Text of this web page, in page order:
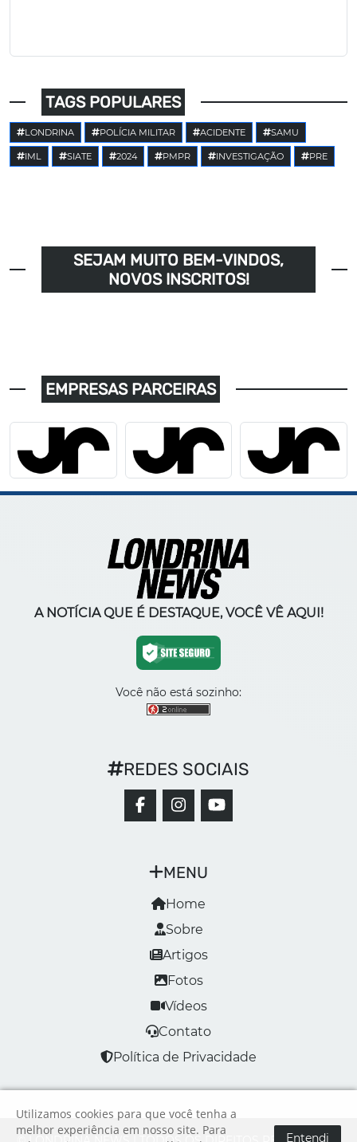
TAGS POPULARES
LONDRINA POLÍCIA MILITAR ACIDENTE SAMU
IML SIATE 2024 PMPR INVESTIGAÇÃO PRE
SEJAM MUITO BEM-VINDOS,
NOVOS INSCRITOS!
EMPRESAS PARCEIRAS
A NOTÍCIA QUE É DESTAQUE, VOCÊ VÊ AQUI!
Você não está sozinho:
MENU
Home
Sobre
Artigos
Fotos
Vídeos
Contato
Política de Privacidade
REDES SOCIAIS
Utilizamos cookies para que você tenha a
melhor experiência em nosso site. Para
Entendi